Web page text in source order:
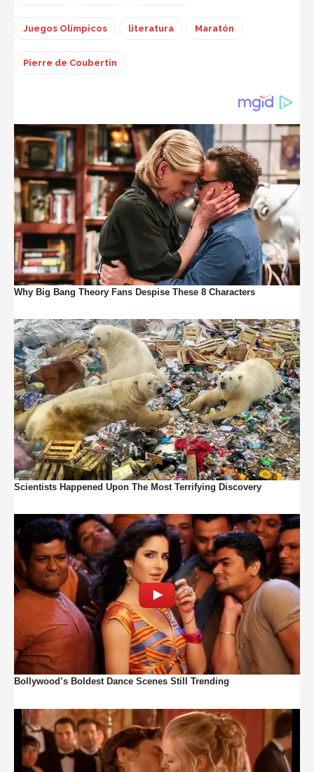
Juegos Olímpicos literatura Maratón
Pierre de Coubertin